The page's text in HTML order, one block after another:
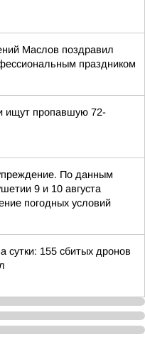
Маслов поздравил
праздником
ищут пропавшую 72-
По данным
9 и 10 августа
погодных условий
сутки: 155 сбитых дронов